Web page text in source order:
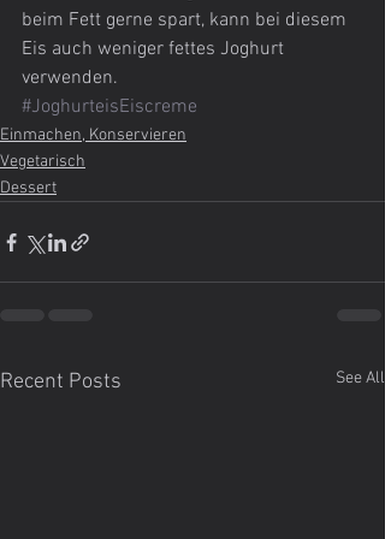
beim Fett gerne spart, kann bei diesem
Eis auch weniger fettes Joghurt
verwenden.
#JoghurteisEiscreme
Einmachen, Konservieren
Vegetarisch
Dessert
Recent Posts See All